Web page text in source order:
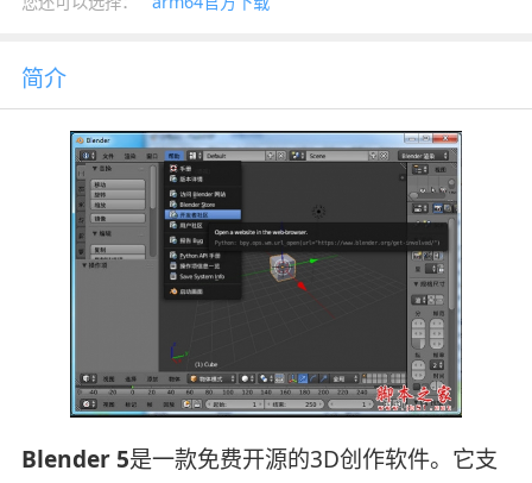
简介
Blender 5是一款免费开源的3D创作软件。它支